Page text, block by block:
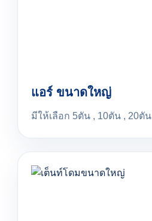
แอร์ ขนาดใหญ่
มีให้เลือก 5ตัน , 10ตัน , 20ตัน